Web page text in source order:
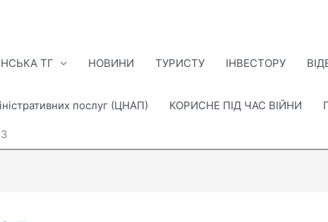
ТГ НОВИНИ ТУРИСТУ ІНВЕСТОРУ
послуг (ЦНАП) КОРИСНЕ ПІД ЧАС ВІЙНИ